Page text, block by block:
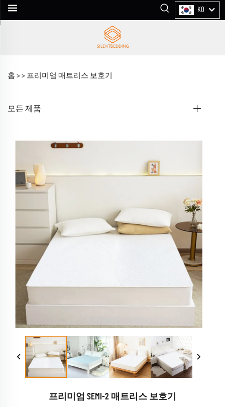
KO
홈 > > 프리미엄 매트리스 보호기
모든 제품
프리미엄 SEMI-2 매트리스 보호기